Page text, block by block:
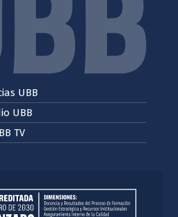
UBB
UBB
TV